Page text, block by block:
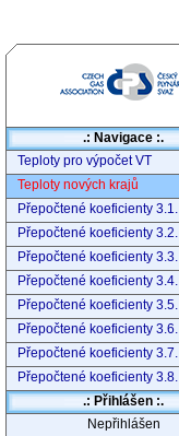
.: Navigace :.
Teploty pro výpočet VT
Teploty nových krajů
Přepočtené koeficienty 3.1.
Přepočtené koeficienty 3.2.
Přepočtené koeficienty 3.3.
Přepočtené koeficienty 3.4.
Přepočtené koeficienty 3.5.
Přepočtené koeficienty 3.6.
Přepočtené koeficienty 3.7.
Přepočtené koeficienty 3.8.
.: Přihlášen :.
Nepřihlášen